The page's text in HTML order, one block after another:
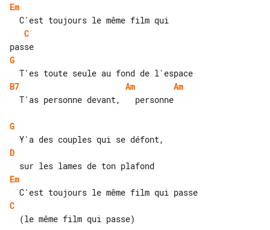
Em
C
G
B7
Am
Am
G
D
Em
C